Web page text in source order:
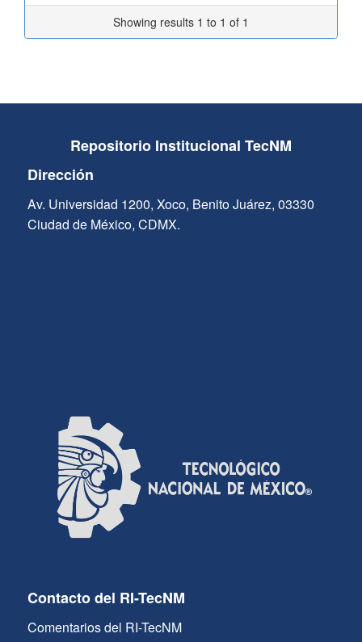
Showing results 1 to 1 of 1
Repositorio Institucional TecNM
Dirección
Av. Universidad 1200, Xoco, Benito Juárez, 03330
Ciudad de México, CDMX.
Contacto del RI-TecNM
Comentarios del RI-TecNM